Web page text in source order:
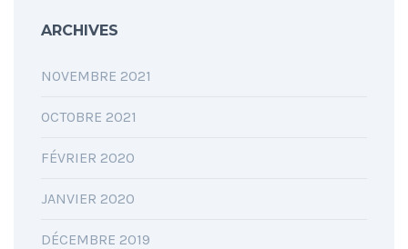
ARCHIVES
NOVEMBRE 2021
OCTOBRE 2021
FÉVRIER 2020
JANVIER 2020
DÉCEMBRE 2019